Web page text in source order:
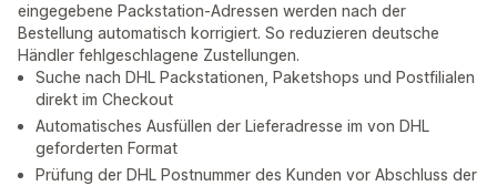
eingegebene Packstation-Adressen werden nach der
Bestellung automatisch korrigiert. So reduzieren deutsche
Händler fehlgeschlagene Zustellungen.
Suche nach DHL Packstationen, Paketshops und Postfilialen
direkt im Checkout
Automatisches Ausfüllen der Lieferadresse im von DHL
geforderten Format
Prüfung der DHL Postnummer des Kunden vor Abschluss der